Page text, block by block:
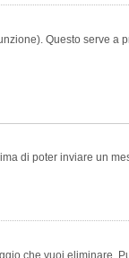
Questo serve a
di poter inviare un
che vuoi eliminare.